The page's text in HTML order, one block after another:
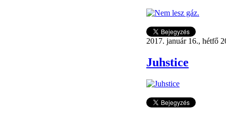
2017. január 16., hétfő
Juhstice